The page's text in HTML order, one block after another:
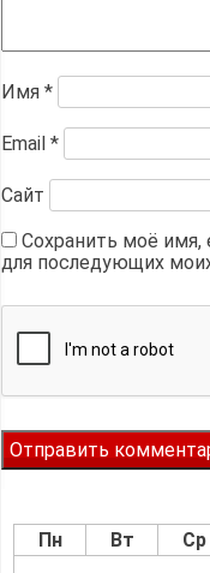
Имя *
Email *
Сайт
Сохранить моё имя,
для последующих
Пн
Вт Ср